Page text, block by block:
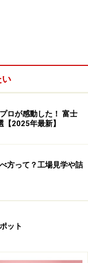
1600円税抜～
のお餅が入ってい
スタイルで、子ど
味”。原料にこだわ
アム桔梗信玄餅吟造
種の黒大豆を使い、
さらに贅沢なテイ
ある本社敷地内の
が近いものなどが
い
ロが感動した！ 富士
2025年最新】
方って？工場見学や詰
ット